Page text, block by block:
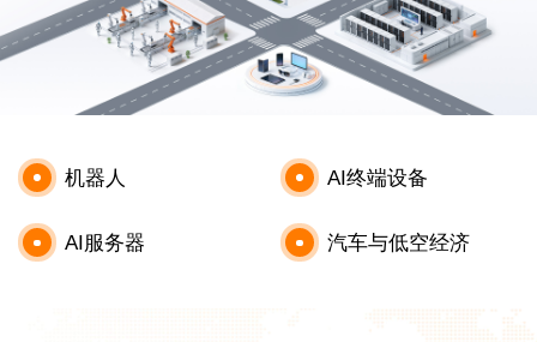
机器人 AI终端设备
AI服务器 汽车与低空经济